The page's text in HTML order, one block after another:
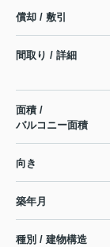
償却 / 敷引
間取り / 詳細
面積 /
バルコニー面積
向き
築年月
種別 / 建物構造